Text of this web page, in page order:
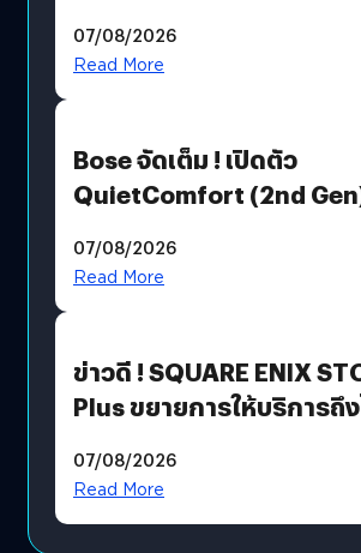
มีภาษาไทยด้วย
07/08/2026
Read More
Bose จัดเต็ม ! เปิดตัว
QuietComfort (2nd
07/08/2026
Read More
ข่าวดี ! SQUARE ENIX
Plus ขยายการให้บริการถึ
โดยตรง
07/08/2026
Read More